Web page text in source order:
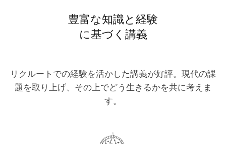
豊富な知識と経験
に基づく講義
リクルートでの経験を活かした講義が好評。現代の課
題を取り上げ、その上でどう生きるかを共に考えま
す。